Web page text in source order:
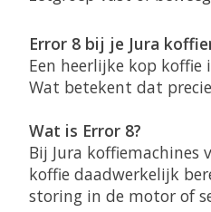
Error 8 bij je Jura
Een heerlijke kop
Wat betekent dat
Wat is Error 8?
Bij Jura koffiemachines
koffie daadwerkelijk
storing in de motor of